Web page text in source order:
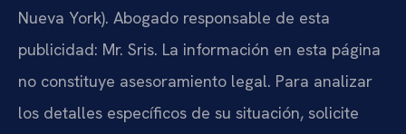
Nueva York). Abogado responsable de esta
publicidad: Mr. Sris. La información en esta página
no constituye asesoramiento legal. Para analizar
los detalles específicos de su situación, solicite